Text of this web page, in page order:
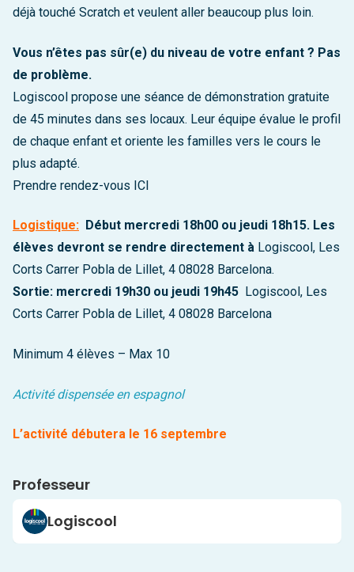
déjà touché Scratch et veulent aller beaucoup plus loin.
Vous n’êtes pas sûr(e) du niveau de votre enfant ? Pas
de problème.
Logiscool propose une séance de démonstration gratuite
de 45 minutes dans ses locaux. Leur équipe évalue le profil
de chaque enfant et oriente les familles vers le cours le
plus adapté.
Prendre rendez-vous ICI
Logistique: Début mercredi 18h00 ou jeudi 18h15. Les
élèves devront se rendre directement à Logiscool, Les
Corts Carrer Pobla de Lillet, 4 08028 Barcelona.
Sortie: mercredi 19h30 ou jeudi 19h45 Logiscool, Les
Corts Carrer Pobla de Lillet, 4 08028 Barcelona
Minimum 4 élèves – Max 10
Activité dispensée en espagnol
L’activité débutera le 16 septembre
Professeur
Logiscool